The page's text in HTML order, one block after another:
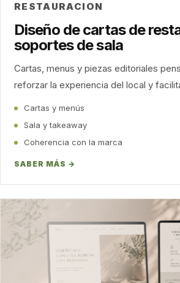
RESTAURACION
Diseño de cartas de
soportes de sala
Cartas, menus y piezas editoriales
reforzar la experiencia del local y
Cartas y menús
Sala y takeaway
Coherencia con la marca
SABER MÁS →